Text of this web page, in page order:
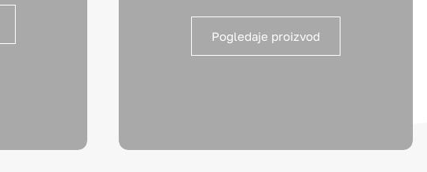
Pogledaje proizvod